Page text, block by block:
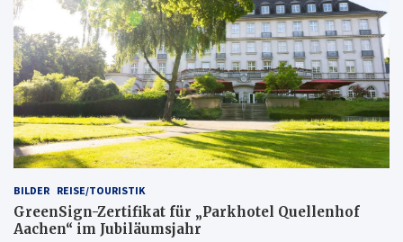
BILDER REISE/TOURISTIK
GreenSign-Zertifikat für „Parkhotel Quellenhof
Aachen“ im Jubiläumsjahr